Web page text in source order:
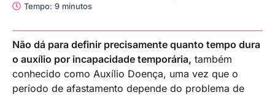
Tempo: 9 minutos
Não dá para definir precisamente quanto tempo dura
o auxílio por incapacidade temporária, também
conhecido como Auxílio Doença, uma vez que o
período de afastamento depende do problema de